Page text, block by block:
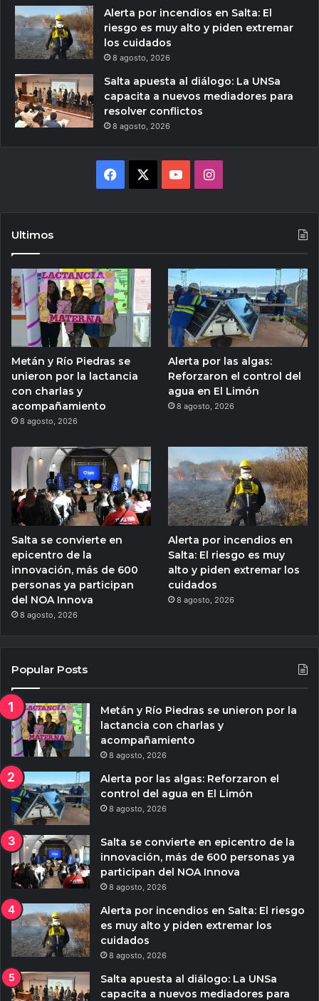
Alerta por incendios en Salta: El
riesgo es muy alto y piden extremar
los cuidados
8 agosto, 2026
Salta apuesta al diálogo: La UNSa
capacita a nuevos mediadores para
resolver conflictos
8 agosto, 2026
Facebook YouTubeInstagram
Ultimos
Metán y Río Piedras se
unieron por la lactancia
con charlas y
acompañamiento
8 agosto, 2026
Alerta por las algas:
Reforzaron el control del
agua en El Limón
8 agosto, 2026
Salta se convierte en
epicentro de la
innovación, más de 600
personas ya participan
del NOA Innova
8 agosto, 2026
Alerta por incendios en
Salta: El riesgo es muy
alto y piden extremar los
cuidados
8 agosto, 2026
Popular Posts
Metán y Río Piedras se unieron por la
lactancia con charlas y
acompañamiento
8 agosto, 2026
Alerta por las algas: Reforzaron el
control del agua en El Limón
8 agosto, 2026
Salta se convierte en epicentro de la
innovación, más de 600 personas ya
participan del NOA Innova
8 agosto, 2026
Alerta por incendios en Salta: El riesgo
es muy alto y piden extremar los
cuidados
8 agosto, 2026
Salta apuesta al diálogo: La UNSa
capacita a nuevos mediadores para